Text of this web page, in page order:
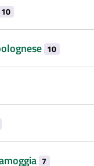
10
10
7